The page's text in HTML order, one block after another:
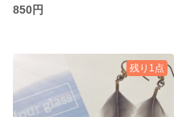
850円
残り1点